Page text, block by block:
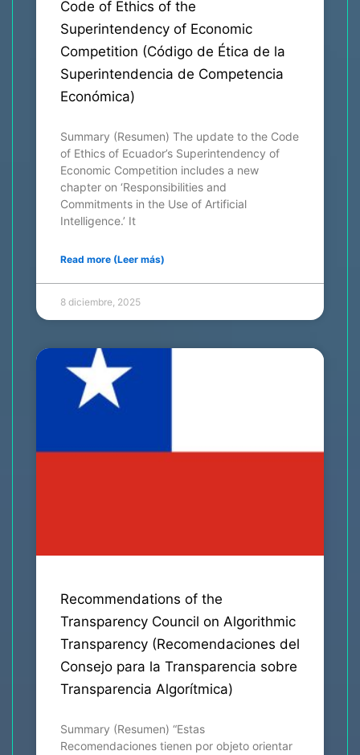
Code of Ethics of the
Superintendency of Economic
Competition (Código de Ética de la
Superintendencia de Competencia
Económica)
Summary (Resumen) The update to the Code
of Ethics of Ecuador’s Superintendency of
Economic Competition includes a new
chapter on ‘Responsibilities and
Commitments in the Use of Artificial
Intelligence.’ It
Read more (Leer más)
8 diciembre, 2025
Recommendations of the
Transparency Council on Algorithmic
Transparency (Recomendaciones del
Consejo para la Transparencia sobre
Transparencia Algorítmica)
Summary (Resumen) “Estas
Recomendaciones tienen por objeto orientar